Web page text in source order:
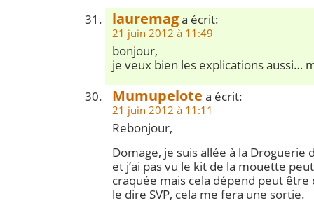
lauremaga écrit:
21 juin 2012 à 11:49
bonjour,
je veux bien les explications aussi…
Mumupelote a écrit:
21 juin 2012 à 11:11
Rebonjour,
Domage, je suis allée à la Droguerie
et j’ai pas vu le kit de la mouette
craquée mais cela dépend peut
le dire SVP, cela me fera une sortie.